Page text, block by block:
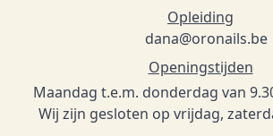
Opleiding
dana@oronails.be
Openingstijden
Maandag t.e.m. donderdag van
Wij zijn gesloten op vrijdag,